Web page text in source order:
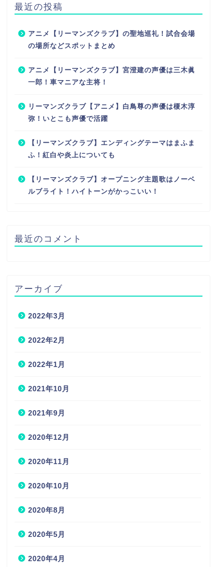
最近の投稿
アニメ【リーマンズクラブ】の聖地巡礼！試合会場
の場所などスポットまとめ
アニメ【リーマンズクラブ】宮澄建の声優は三木眞
一郎！車マニアな主将！
リーマンズクラブ【アニメ】白鳥尊の声優は榎木淳
弥！いとこも声優で活躍
【リーマンズクラブ】エンディングテーマはまふま
ふ！紅白や炎上についても
【リーマンズクラブ】オープニング主題歌はノーベ
ルブライト！ハイトーンがかっこいい！
最近のコメント
アーカイブ
2022年3月
2022年2月
2022年1月
2021年10月
2021年9月
2020年12月
2020年11月
2020年10月
2020年8月
2020年5月
2020年4月